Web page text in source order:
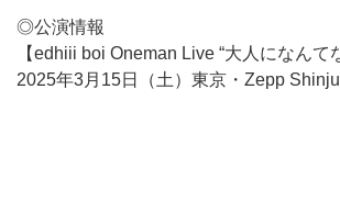
◎公演情報
【edhiii boi Oneman Live “大人になんて
2025年3月15日（土）東京・Zepp